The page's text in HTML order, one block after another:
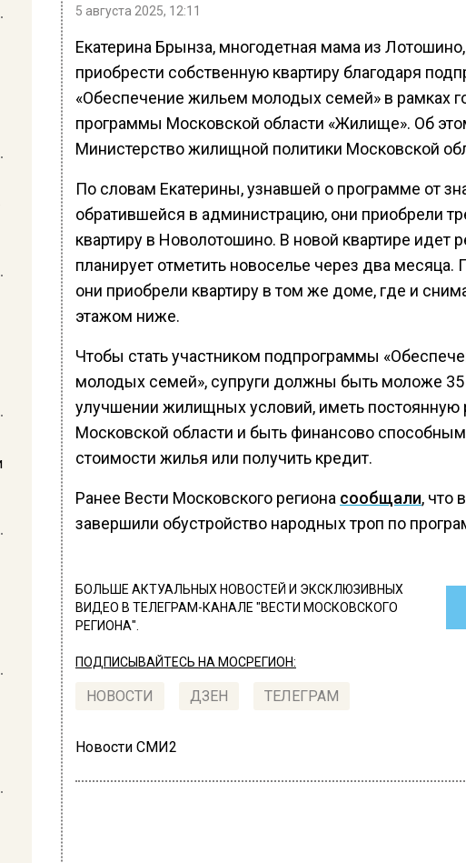
5 августа 2025, 12:11
Екатерина Брынза, многодетная мама из
приобрести собственную квартиру благодаря
«Обеспечение жильем молодых семей» в рамках
программы Московской области «Жилище». Об
Министерство жилищной политики Московской
По словам Екатерины, узнавшей о программе от
обратившейся в администрацию, они приобрели
квартиру в Новолотошино. В новой квартире идет
планирует отметить новоселье через два месяца.
они приобрели квартиру в том же доме, где и
этажом ниже.
Чтобы стать участником подпрограммы
молодых семей», супруги должны быть моложе 35
улучшении жилищных условий, иметь постоянную
Московской области и быть финансово
стоимости жилья или получить кредит.
Ранее Вести Московского региона сообщали, что
завершили обустройство народных троп по
БОЛЬШЕ АКТУАЛЬНЫХ НОВОСТЕЙ И ЭКСКЛЮЗИВНЫХ
ВИДЕО В ТЕЛЕГРАМ-КАНАЛЕ "ВЕСТИ МОСКОВСКОГО
РЕГИОНА".
ПОДПИСЫВАЙТЕСЬ НА МОСРЕГИОН:
НОВОСТИ ДЗЕН ТЕЛЕГРАМ
Новости СМИ2